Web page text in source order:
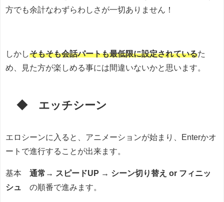
方でも余計なわずらわしさが一切ありません！
しかし そもそも会話パートも最低限に設定されているた
め、見た方が楽しめる事には間違いないかと思います。
◆ エッチシーン
エロシーンに入ると、アニメーションが始まり、Enterかオ
ートで進行することが出来ます。
基本 通常→ スピードUP → シーン切り替え or フィニッ
シュ の順番で進みます。